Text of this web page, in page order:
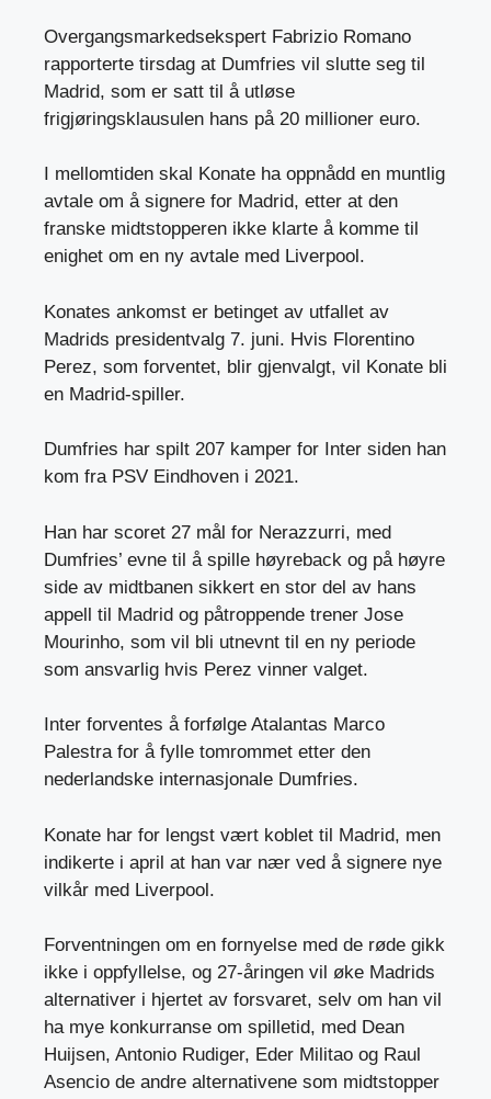
Overgangsmarkedsekspert Fabrizio Romano
rapporterte tirsdag at Dumfries vil slutte seg til
Madrid, som er satt til å utløse
frigjøringsklausulen hans på 20 millioner euro.
I mellomtiden skal Konate ha oppnådd en muntlig
avtale om å signere for Madrid, etter at den
franske midtstopperen ikke klarte å komme til
enighet om en ny avtale med Liverpool.
Konates ankomst er betinget av utfallet av
Madrids presidentvalg 7. juni. Hvis Florentino
Perez, som forventet, blir gjenvalgt, vil Konate bli
en Madrid-spiller.
Dumfries har spilt 207 kamper for Inter siden han
kom fra PSV Eindhoven i 2021.
Han har scoret 27 mål for Nerazzurri, med
Dumfries’ evne til å spille høyreback og på høyre
side av midtbanen sikkert en stor del av hans
appell til Madrid og påtroppende trener Jose
Mourinho, som vil bli utnevnt til en ny periode
som ansvarlig hvis Perez vinner valget.
Inter forventes å forfølge Atalantas Marco
Palestra for å fylle tomrommet etter den
nederlandske internasjonale Dumfries.
Konate har for lengst vært koblet til Madrid, men
indikerte i april at han var nær ved å signere nye
vilkår med Liverpool.
Forventningen om en fornyelse med de røde gikk
ikke i oppfyllelse, og 27-åringen vil øke Madrids
alternativer i hjertet av forsvaret, selv om han vil
ha mye konkurranse om spilletid, med Dean
Huijsen, Antonio Rudiger, Eder Militao og Raul
Asencio de andre alternativene som midtstopper